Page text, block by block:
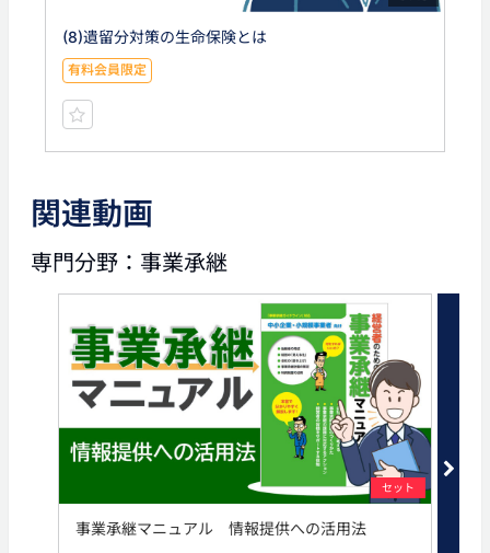
(8)遺留分対策の生命保険とは
有料会員限定
関連動画
専門分野：事業承継
セット
事業承継マニュアル 情報提供への活用法